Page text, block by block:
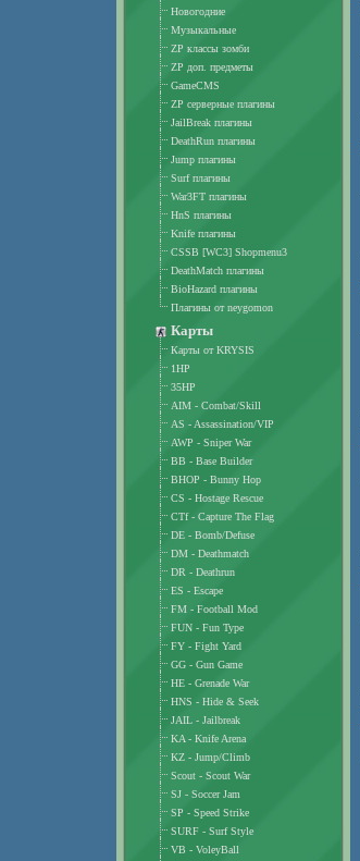
Новогодние
Музыкальные
ZP классы зомби
ZP доп. предметы
GameCMS
ZP серверные плагины
JailBreak плагины
DeathRun плагины
Jump плагины
Surf плагины
War3FT плагины
HnS плагины
Knife плагины
CSSB [WC3] Shopmenu3
DeathMatch плагины
BioHazard плагины
Плагины от neygomon
Карты
Карты от KRYSIS
1HP
35HP
AIM - Combat/Skill
AS - Assassination/VIP
AWP - Sniper War
BB - Base Builder
BHOP - Bunny Hop
CS - Hostage Rescue
CTf - Capture The Flag
DE - Bomb/Defuse
DM - Deathmatch
DR - Deathrun
ES - Escape
FM - Football Mod
FUN - Fun Type
FY - Fight Yard
GG - Gun Game
HE - Grenade War
HNS - Hide & Seek
JAIL - Jailbreak
KA - Knife Arena
KZ - Jump/Climb
Scout - Scout War
SJ - Soccer Jam
SP - Speed Strike
SURF - Surf Style
VB - VoleyBall